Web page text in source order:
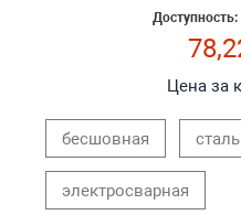
Доступность:
Цена за
бесшовная
электросварная